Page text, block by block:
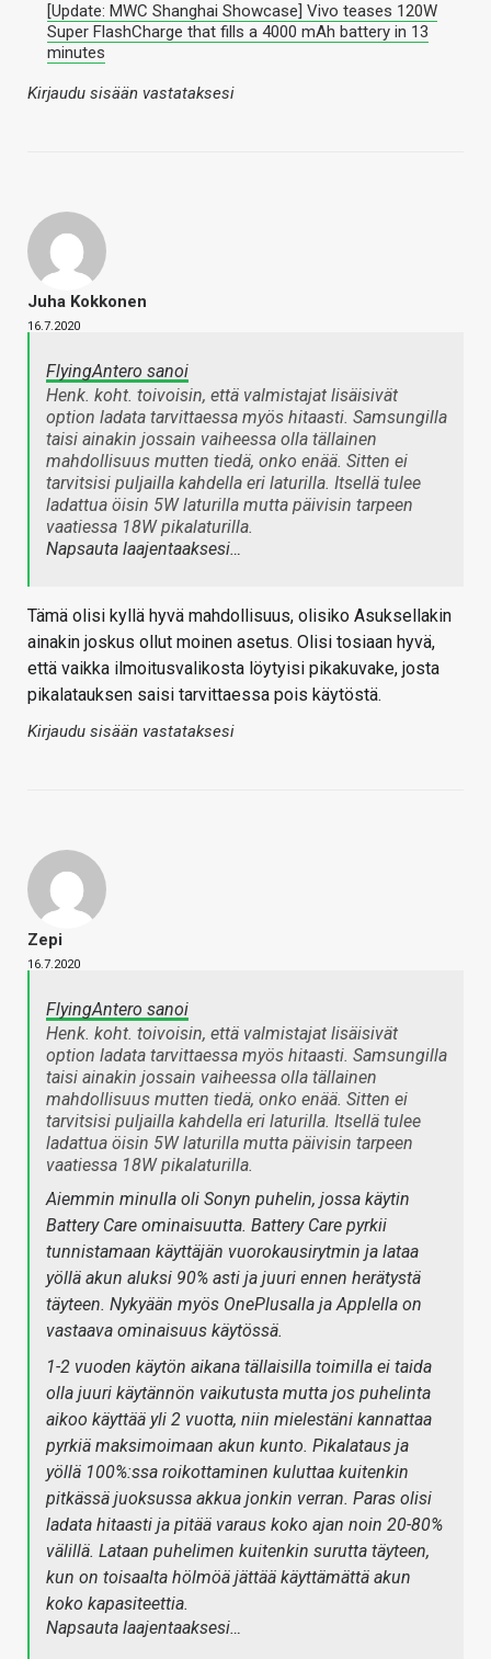
[Update: MWC Shanghai Showcase] Vivo teases 120W
Super FlashCharge that fills a 4000 mAh battery in 13
minutes
Kirjaudu sisään vastataksesi
Juha Kokkonen
16.7.2020
FlyingAntero sanoi
Henk. koht. toivoisin, että valmistajat lisäisivät
option ladata tarvittaessa myös hitaasti. Samsungilla
taisi ainakin jossain vaiheessa olla tällainen
mahdollisuus mutten tiedä, onko enää. Sitten ei
tarvitsisi puljailla kahdella eri laturilla. Itsellä tulee
ladattua öisin 5W laturilla mutta päivisin tarpeen
vaatiessa 18W pikalaturilla.
Napsauta laajentaaksesi…
Tämä olisi kyllä hyvä mahdollisuus, olisiko Asuksellakin
ainakin joskus ollut moinen asetus. Olisi tosiaan hyvä,
että vaikka ilmoitusvalikosta löytyisi pikakuvake, josta
pikalatauksen saisi tarvittaessa pois käytöstä.
Kirjaudu sisään vastataksesi
Zepi
16.7.2020
FlyingAntero sanoi
Henk. koht. toivoisin, että valmistajat lisäisivät
option ladata tarvittaessa myös hitaasti. Samsungilla
taisi ainakin jossain vaiheessa olla tällainen
mahdollisuus mutten tiedä, onko enää. Sitten ei
tarvitsisi puljailla kahdella eri laturilla. Itsellä tulee
ladattua öisin 5W laturilla mutta päivisin tarpeen
vaatiessa 18W pikalaturilla.
Aiemmin minulla oli Sonyn puhelin, jossa käytin
Battery Care ominaisuutta. Battery Care pyrkii
tunnistamaan käyttäjän vuorokausirytmin ja lataa
yöllä akun aluksi 90% asti ja juuri ennen herätystä
täyteen. Nykyään myös OnePlusalla ja Applella on
vastaava ominaisuus käytössä.
1-2 vuoden käytön aikana tällaisilla toimilla ei taida
olla juuri käytännön vaikutusta mutta jos puhelinta
aikoo käyttää yli 2 vuotta, niin mielestäni kannattaa
pyrkiä maksimoimaan akun kunto. Pikalataus ja
yöllä 100%:ssa roikottaminen kuluttaa kuitenkin
pitkässä juoksussa akkua jonkin verran. Paras olisi
ladata hitaasti ja pitää varaus koko ajan noin 20-80%
välillä. Lataan puhelimen kuitenkin surutta täyteen,
kun on toisaalta hölmöä jättää käyttämättä akun
koko kapasiteettia.
Napsauta laajentaaksesi…